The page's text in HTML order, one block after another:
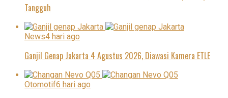
Tangguh
News4 hari ago
Ganjil Genap Jakarta 4 Agustus 2026, Diawasi Kamera ETLE
Otomotif6 hari ago